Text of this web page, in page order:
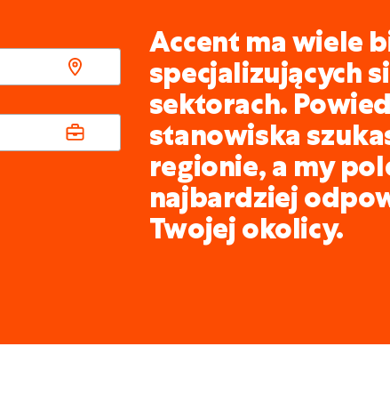
Accent ma wiele
specjalizujących
sektorach.
stanowiska
regionie, a my
najbardziej
Twojej okolicy.